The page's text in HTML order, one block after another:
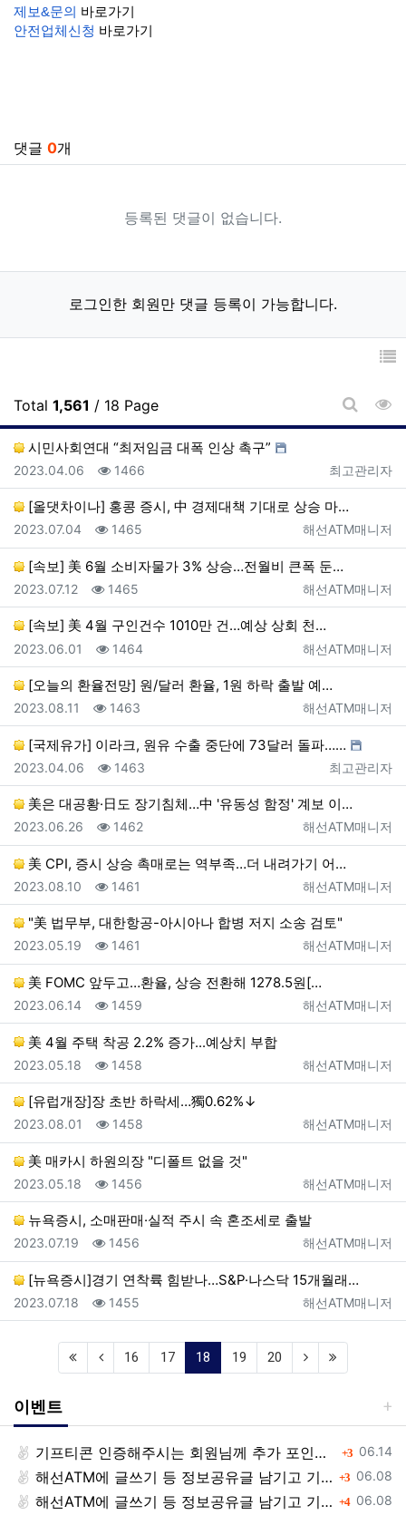
제보&문의 바로가기
안전업체신청 바로가기
댓글 0개
등록된 댓글이 없습니다.
로그인한 회원만 댓글 등록이 가능합니다.
Total 1,561 / 18 Page
게시판
시민사회연대 “최저임금 대폭 인상 촉구”
등록자
최고관리자
등록일
2023.04.06 조회
1466
[올댓차이나] 홍콩 증시, 中 경제대책 기대로 상승 마…
등록자
해선ATM매니저
등록일
2023.07.04 조회
1465
[속보] 美 6월 소비자물가 3% 상승…전월비 큰폭 둔…
등록자
해선ATM매니저
등록일
2023.07.12 조회
1465
[속보] 美 4월 구인건수 1010만 건…예상 상회 천…
등록자
해선ATM매니저
등록일
2023.06.01 조회
1464
[오늘의 환율전망] 원/달러 환율, 1원 하락 출발 예…
등록자
해선ATM매니저
등록일
2023.08.11 조회
1463
[국제유가] 이라크, 원유 수출 중단에 73달러 돌파……
등록자
최고관리자
등록일
2023.04.06 조회
1463
美은 대공황·日도 장기침체…中 '유동성 함정' 계보 이…
등록자
해선ATM매니저
등록일
2023.06.26 조회
1462
美 CPI, 증시 상승 촉매로는 역부족…더 내려가기 어…
등록자
해선ATM매니저
등록일
2023.08.10 조회
1461
"美 법무부, 대한항공-아시아나 합병 저지 소송 검토"
등록자
해선ATM매니저
등록일
2023.05.19 조회
1461
美 FOMC 앞두고…환율, 상승 전환해 1278.5원[…
등록자
해선ATM매니저
등록일
2023.06.14 조회
1459
美 4월 주택 착공 2.2% 증가...예상치 부합
등록자
해선ATM매니저
등록일
2023.05.18 조회
1458
[유럽개장]장 초반 하락세…獨0.62%↓
등록자
해선ATM매니저
등록일
2023.08.01 조회
1458
美 매카시 하원의장 "디폴트 없을 것"
등록자
해선ATM매니저
등록일
2023.05.18 조회
1456
뉴욕증시, 소매판매·실적 주시 속 혼조세로 출발
등록자
해선ATM매니저
등록일
2023.07.19 조회
1456
[뉴욕증시]경기 연착륙 힘받나…S&P·나스닥 15개월래…
등록자
해선ATM매니저
등록일
2023.07.18 조회
1455
16 17 18 (current)
19 20
이벤트
등록일
06.14
기프티콘 인증해주시는 회원님께 추가 포인트 쏩니다!! 3댓글
등록일
06.08
해선ATM에 글쓰기 등 정보공유글 남기고 기프티콘 받자! 3댓글
등록일
06.08
해선ATM에 글쓰기 등 정보공유글 남기고 기프티콘 받자! 4댓글